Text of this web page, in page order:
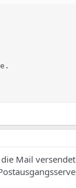
Mail